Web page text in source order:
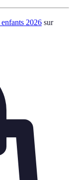
2026 sur